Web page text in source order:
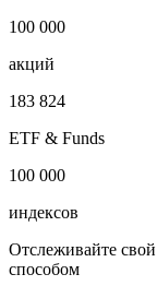
100 000
акций
183 824
ETF & Funds
100 000
индексов
Отслеживайте
способом